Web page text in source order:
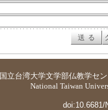
国立台湾大学文学部仏教学セ
National Taiwan
doi:10.6681/